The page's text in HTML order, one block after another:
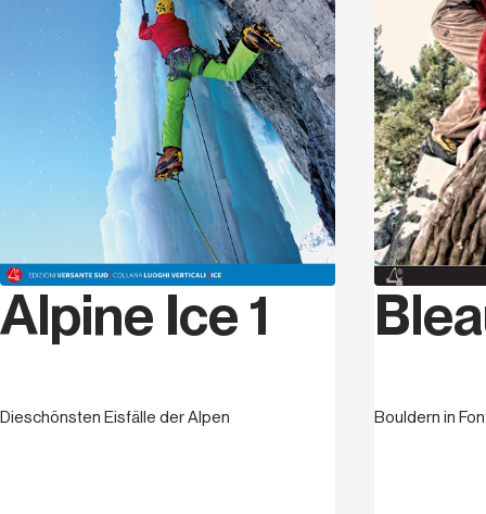
Alpine Ice 1
Dieschönsten Eisfälle der Alpen Bouldern in